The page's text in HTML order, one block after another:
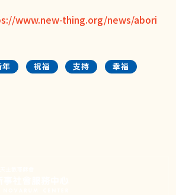
www.new-thing.org/news/abori
年 祝福 支持 幸福